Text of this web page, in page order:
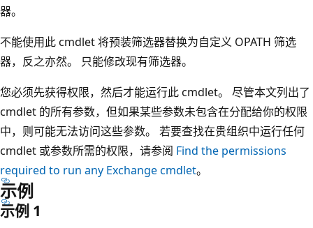
器。
不能使用此 cmdlet 将预装筛选器替换为自定义 OPATH 筛选
器，反之亦然。 只能修改现有筛选器。
您必须先获得权限，然后才能运行此 cmdlet。 尽管本文列出了
cmdlet 的所有参数，但如果某些参数未包含在分配给你的权限
中，则可能无法访问这些参数。 若要查找在贵组织中运行任何
cmdlet 或参数所需的权限，请参阅 Find the permissions
required to run any Exchange cmdlet。
示例
示例 1